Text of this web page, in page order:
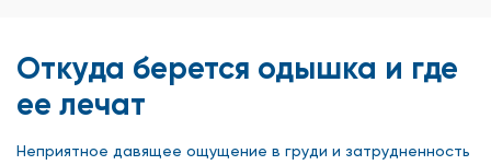
Откуда берется одышка и где
ее лечат
Неприятное давящее ощущение в груди и затрудненность